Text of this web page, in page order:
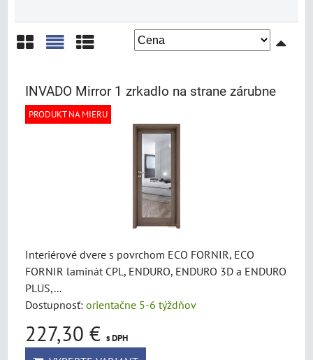
INVADO Mirror 1 zrkadlo na strane zárubne
PRODUKT NA MIERU
Interiérové dvere s povrchom ECO FORNIR, ECO
FORNIR laminát CPL, ENDURO, ENDURO 3D a ENDURO
PLUS,...
Dostupnosť: orientačne 5-6 týždňov
227,30 € s DPH